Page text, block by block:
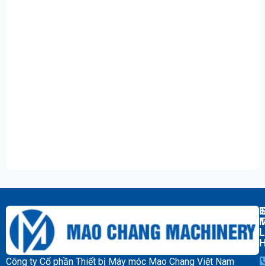
Công ty Cổ phần Thiết bị Máy móc Mao Chang Việt Nam